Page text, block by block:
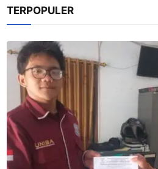
TERPOPULER